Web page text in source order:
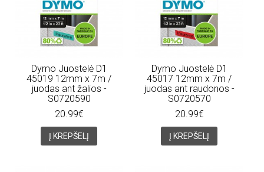
Dymo Juostelė D1
45019 12mm x 7m /
juodas ant žalios -
S0720590
20.99€
Į KREPŠELĮ
Dymo Juostelė D1
45017 12mm x 7m /
juodas ant raudonos -
S0720570
20.99€
Į KREPŠELĮ